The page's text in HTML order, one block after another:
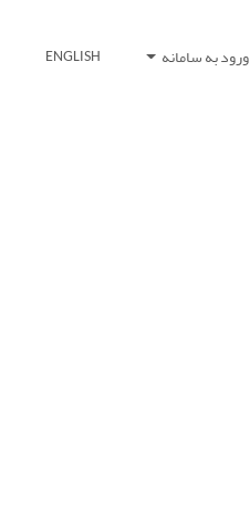
ورود به سامانه ENGLISH